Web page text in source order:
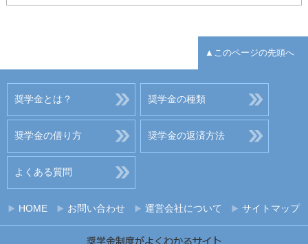
▲このページの先頭へ
奨学金とは？ 奨学金の種類
奨学金の借り方 奨学金の返済方法
よくある質問
HOME お問い合わせ 運営会社について サイトマップ